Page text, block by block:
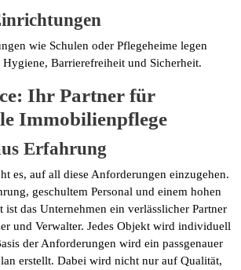
wie Schulen oder Pflegeheime legen
Hygiene, Barrierefreiheit und Sicherheit.
Ihr Partner für
Immobilienpflege
Erfahrung
es, auf all diese Anforderungen einzugehen.
geschultem Personal und einem hohen
ist das Unternehmen ein verlässlicher Partner
und Verwalter. Jedes Objekt wird individuell
der Anforderungen wird ein passgenauer
erstellt. Dabei wird nicht nur auf Qualität,